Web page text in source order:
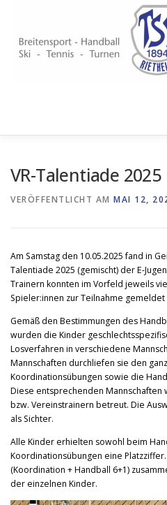
SHOP ↗ IMPRESSUM
VR-Talentiade 2025
VERÖFFENTLICHT AM MAI 12,
Am Samstag den 10.05.2025 fand in
Talentiade 2025 (gemischt) der E-
Trainern konnten im Vorfeld jeweils
Spieler:innen zur Teilnahme
Gemäß den Bestimmungen des
wurden die Kinder
Losverfahren in verschiedene
Mannschaften durchliefen sie den
Koordinationsübungen sowie die
Diese entsprechenden Mannschaften
bzw. Vereinstrainern betreut. Die
als Sichter.
Alle Kinder erhielten sowohl beim
Koordinationsübungen eine
(Koordination + Handball 6+1)
der einzelnen Kinder.